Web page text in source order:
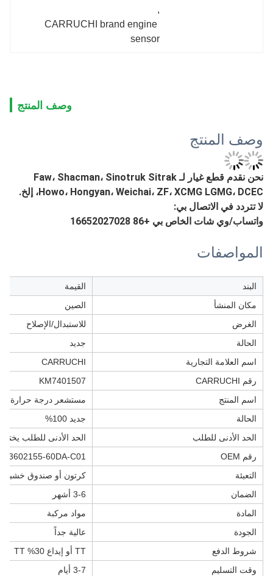
,
CARRUCHI brand engine
sensor
وصف المنتج
وصف المنتج
نحن نقدم قطع غيار لـ Faw، Shacman، Sinotruk Sitrak
Howo، Hongyan، Weichai، ZF، XCMG LGMG، DCEC، إلخ.
لا تتردد في الاتصال بي:
واتساب/وي شات الخاص بي +86 16652027028
المواصفات
البند
القيمة
مكان المنشأ
الصين
الغرض
للاستبدال/الإصلاح
الحالة
جديد
اسم العلامة التجارية
CARRUCHI
رقم CARRUCHI
KM7401507
اسم المنتج
مستشعر درجة حرارة
الحالة
جديد 100%
الحد الأدنى للطلب
الحد الأدنى للطلب
رقم OEM
3602155-60DA-C01
التعبئة
كرتون أو صندوق خشبي
الضمان
3-6 أشهر
المادة
مواد مركبة
الجودة
عالية جداً
شروط الدفع
TT أو إيداع 30% TT
وقت التسليم
3-7 أيام